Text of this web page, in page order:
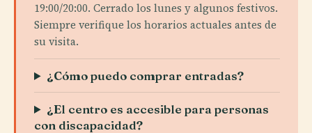
19:00/20:00. Cerrado los lunes y algunos festivos.
Siempre verifique los horarios actuales antes de
su visita.
¿Cómo puedo comprar entradas?
¿El centro es accesible para personas
con discapacidad?